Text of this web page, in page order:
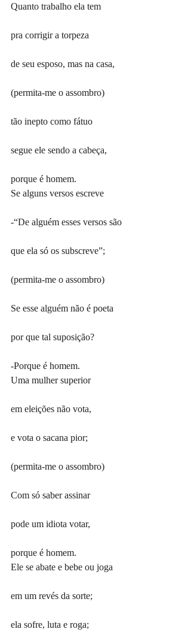
Quanto trabalho ela tem
pra corrigir a torpeza
de seu esposo, mas na casa,
(permita-me o assombro)
tão inepto como fátuo
segue ele sendo a cabeça,
porque é homem.
Se alguns versos escreve
-“De alguém esses versos são
que ela só os subscreve”;
(permita-me o assombro)
Se esse alguém não é poeta
por que tal suposição?
-Porque é homem.
Uma mulher superior
em eleições não vota,
e vota o sacana pior;
(permita-me o assombro)
Com só saber assinar
pode um idiota votar,
porque é homem.
Ele se abate e bebe ou joga
em um revés da sorte;
ela sofre, luta e roga;